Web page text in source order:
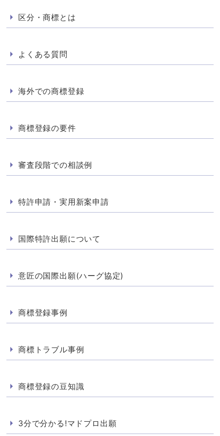
区分・商標とは
よくある質問
海外での商標登録
商標登録の要件
審査段階での相談例
特許申請・実用新案申請
国際特許出願について
意匠の国際出願(ハーグ協定)
商標登録事例
商標トラブル事例
商標登録の豆知識
3分で分かる!マドプロ出願